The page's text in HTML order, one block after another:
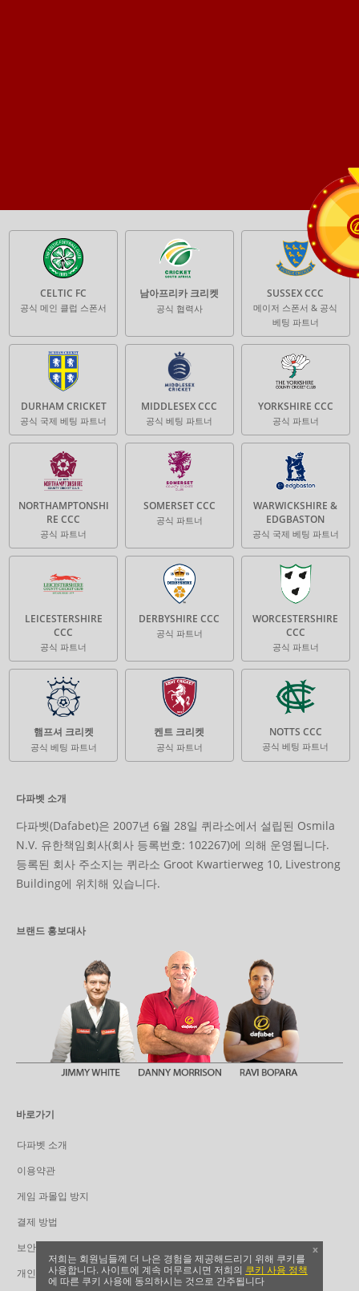
CELTIC FC
공식 메인 클럽 스폰서
남아프리카 크리켓
공식 협력사
SUSSEX CCC
메이저 스폰서 & 공식
베팅 파트너
DURHAM CRICKET
공식 국제 베팅 파트너
MIDDLESEX CCC
공식 베팅 파트너
YORKSHIRE CCC
공식 파트너
NORTHAMPTONSHI
RE CCC
공식 파트너
SOMERSET CCC
공식 파트너
WARWICKSHIRE &
EDGBASTON
공식 국제 베팅 파트너
LEICESTERSHIRE
CCC
공식 파트너
DERBYSHIRE CCC
공식 파트너
WORCESTERSHIRE
CCC
공식 파트너
햄프셔 크리켓
공식 베팅 파트너
켄트 크리켓
공식 파트너
NOTTS CCC
공식 베팅 파트너
다파벳 소개
다파벳(Dafabet)은 2007년 6월 28일 퀴라소에서 설립된 Osmila
N.V. 유한책임회사(회사 등록번호: 102267)에 의해 운영됩니다.
등록된 회사 주소지는 퀴라소 Groot Kwartierweg 10, Livestrong
Building에 위치해 있습니다.
브랜드 홍보대사
바로가기
다파벳 소개
이용약관
게임 과몰입 방지
결제 방법
보안
개인정보 보호
저희는 회원님들께 더 나은 경험을 제공해드리기 위해 쿠키를
사용합니다. 사이트에 계속 머무르시면 저희의 쿠키 사용 정책
에 따른 쿠키 사용에 동의하시는 것으로 간주됩니다
x